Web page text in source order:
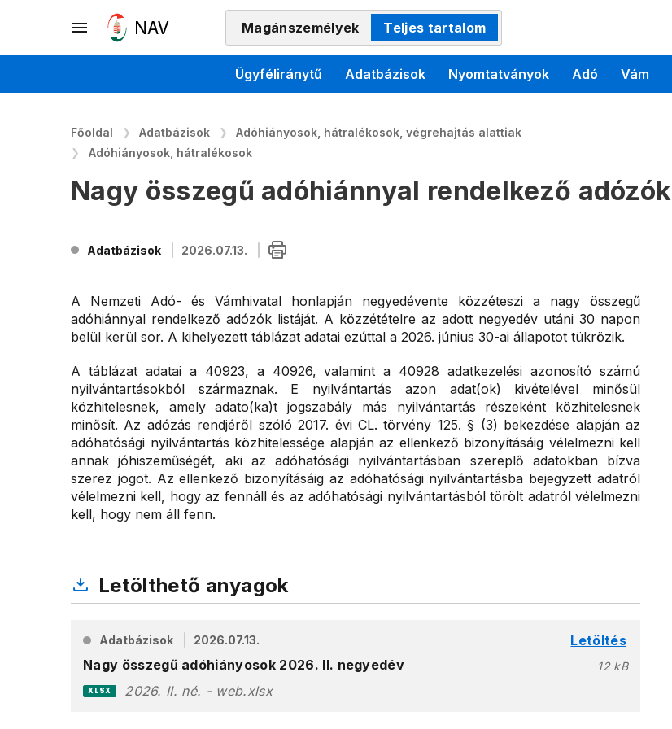
Magánszemélyek Teljes tartalom
Ügyféliránytű Adatbázisok Nyomtatványok Adó Vám
Főoldal Adatbázisok
Adóhiányosok, hátralékosok, végrehajtás alattiak
Adóhiányosok, hátralékosok
Nagy összegű adóhiánnyal rendelkező adózók
Adatbázisok 2026.07.13.
A Nemzeti Adó- és Vámhivatal honlapján negyedévente közzéteszi a nagy összegű
adóhiánnyal rendelkező adózók listáját. A közzétételre az adott negyedév utáni 30 napon
belül kerül sor. A kihelyezett táblázat adatai ezúttal a 2026. június 30-ai állapotot tükrözik.
A táblázat adatai a 40923, a 40926, valamint a 40928 adatkezelési azonosító számú
nyilvántartásokból származnak. E nyilvántartás azon adat(ok) kivételével minősül
közhitelesnek, amely adato(ka)t jogszabály más nyilvántartás részeként közhitelesnek
minősít. Az adózás rendjéről szóló 2017. évi CL. törvény 125. § (3) bekezdése alapján az
adóhatósági nyilvántartás közhitelessége alapján az ellenkező bizonyításáig vélelmezni kell
annak jóhiszeműségét, aki az adóhatósági nyilvántartásban szereplő adatokban bízva
szerez jogot. Az ellenkező bizonyításáig az adóhatósági nyilvántartásba bejegyzett adatról
vélelmezni kell, hogy az fennáll és az adóhatósági nyilvántartásból törölt adatról vélelmezni
kell, hogy nem áll fenn.
Letölthető anyagok
Adatbázisok 2026.07.13.
Nagy összegű adóhiányosok 2026. II. negyedév
Letöltés
12 kB
XLSX 2026. II. né. - web.xlsx